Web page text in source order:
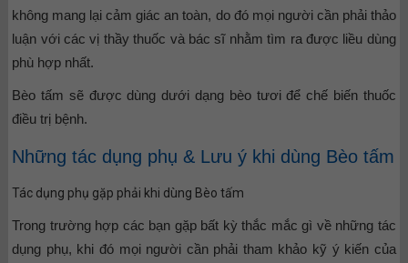
không mang lại cảm giác an toàn, do đó mọi người cần phải thảo
luận với các vị thầy thuốc và bác sĩ nhằm tìm ra được liều dùng
phù hợp nhất.
Bèo tấm sẽ được dùng dưới dạng bèo tươi để chế biến thuốc
điều trị bệnh.
Những tác dụng phụ & Lưu ý khi dùng Bèo tấm
Tác dụng phụ gặp phải khi dùng Bèo tấm
Trong trường hợp các bạn gặp bất kỳ thắc mắc gì về những tác
dụng phụ, khi đó mọi người cần phải tham khảo kỹ ý kiến của